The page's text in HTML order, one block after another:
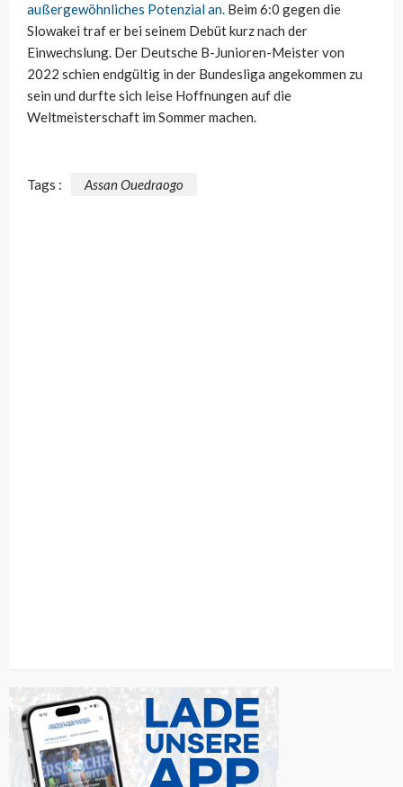
außergewöhnliches Potenzial an. Beim 6:0 gegen die
Slowakei traf er bei seinem Debüt kurz nach der
Einwechslung. Der Deutsche B-Junioren-Meister von
2022 schien endgültig in der Bundesliga angekommen zu
sein und durfte sich leise Hoffnungen auf die
Weltmeisterschaft im Sommer machen.
Tags : Assan Ouedraogo